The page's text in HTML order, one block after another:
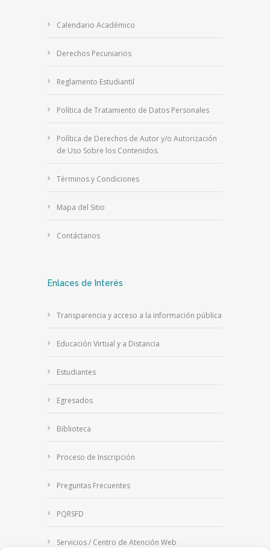
Calendario Académico
Derechos Pecuniarios
Reglamento Estudiantil
Política de Tratamiento de Datos Personales
Política de Derechos de Autor y/o Autorización
de Uso Sobre los Contenidos.
Términos y Condiciones
Mapa del Sitio
Contáctanos
Enlaces de Interés
Transparencia y acceso a la información pública
Educación Virtual y a Distancia
Estudiantes
Egresados
Biblioteca
Proceso de Inscripción
Preguntas Frecuentes
PQRSFD
Servicios / Centro de Atención Web